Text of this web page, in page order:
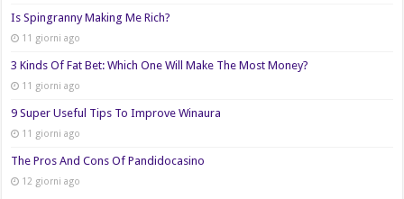
Is Spingranny Making Me Rich?
11 giorni ago
3 Kinds Of Fat Bet: Which One Will Make The Most Money?
11 giorni ago
9 Super Useful Tips To Improve Winaura
11 giorni ago
The Pros And Cons Of Pandidocasino
12 giorni ago